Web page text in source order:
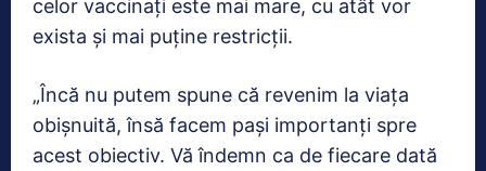
celor vaccinați este mai mare, cu atât vor
exista și mai puține restricții.
„Încă nu putem spune că revenim la viața
obișnuită, însă facem pași importanți spre
acest obiectiv. Vă îndemn ca de fiecare dată